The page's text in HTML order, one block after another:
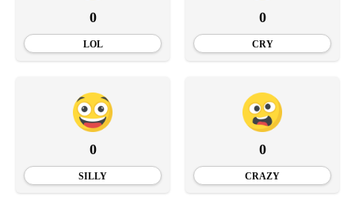
0
LOL
0
CRY
0
SILLY
0
CRAZY